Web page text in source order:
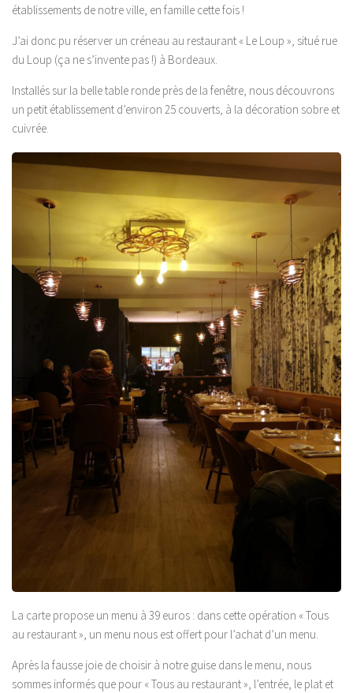
établissements de notre ville, en famille cette fois !
J’ai donc pu réserver un créneau au restaurant « Le Loup », situé rue
du Loup (ça ne s’invente pas !) à Bordeaux.
Installés sur la belle table ronde près de la fenêtre, nous découvrons
un petit établissement d’environ 25 couverts, à la décoration sobre et
cuivrée.
La carte propose un menu à 39 euros : dans cette opération « Tous
au restaurant », un menu nous est offert pour l’achat d’un menu.
Après la fausse joie de choisir à notre guise dans le menu, nous
sommes informés que pour « Tous au restaurant », l’entrée, le plat et